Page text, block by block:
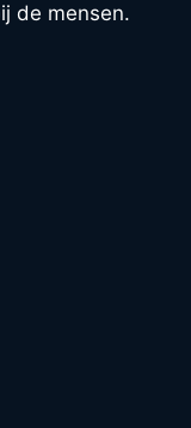
de mensen.